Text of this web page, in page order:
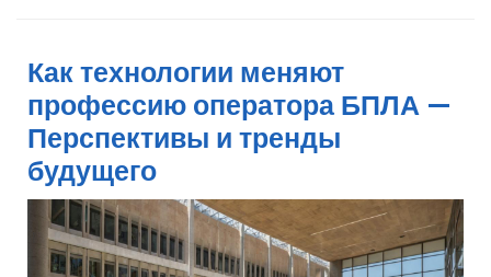
Как технологии меняют
профессию оператора БПЛА —
Перспективы и тренды
будущего